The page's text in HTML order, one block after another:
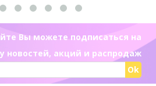
Вы можете подписаться на
новостей, акций и распродаж
Ok